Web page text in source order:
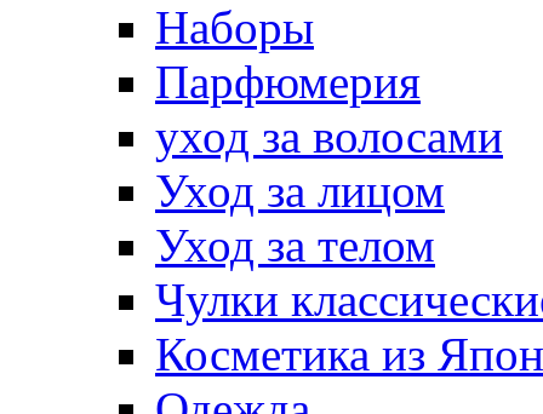
Наборы
Парфюмерия
уход за волосами
Уход за лицом
Уход за телом
Чулки
Косметика из